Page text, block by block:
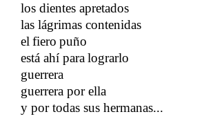
los dientes apretados
las lágrimas contenidas
elfiero puño
está ahí paralograrlo
guerrera
guerrera por ella
y por todas sus hermanas...